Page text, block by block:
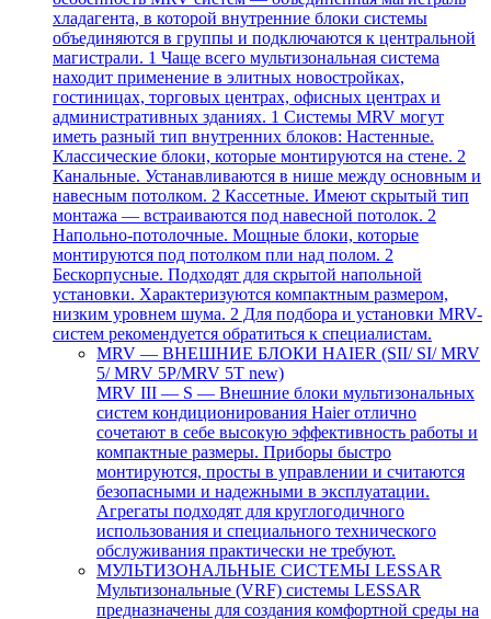
хладагента, в которой внутренние блоки системы
объединяются в группы и подключаются к центральной
магистрали. 1 Чаще всего мультизональная система
находит применение в элитных новостройках,
гостиницах, торговых центрах, офисных центрах и
административных зданиях. 1 Системы MRV могут
иметь разный тип внутренних блоков: Настенные.
Классические блоки, которые монтируются на стене. 2
Канальные. Устанавливаются в нише между основным и
навесным потолком. 2 Кассетные. Имеют скрытый тип
монтажа — встраиваются под навесной потолок. 2
Напольно-потолочные. Мощные блоки, которые
монтируются под потолком пли над полом. 2
Бескорпусные. Подходят для скрытой напольной
установки. Характеризуются компактным размером,
низким уровнем шума. 2 Для подбора и установки MRV-
систем рекомендуется обратиться к специалистам.
MRV — ВНЕШНИЕ БЛОКИ HAIER (SII/ SI/ MRV
5/ MRV 5P/MRV 5T new)
MRV III — S — Внешние блоки мультизональных
систем кондиционирования Haier отлично
сочетают в себе высокую эффективность работы и
компактные размеры. Приборы быстро
монтируются, просты в управлении и считаются
безопасными и надежными в эксплуатации.
Агрегаты подходят для круглогодичного
использования и специального технического
обслуживания практически не требуют.
МУЛЬТИЗОНАЛЬНЫЕ СИСТЕМЫ LESSAR
Мультизональные (VRF) системы LESSAR
предназначены для создания комфортной среды на